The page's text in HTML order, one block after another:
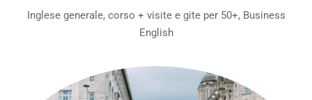
Inglese generale, corso + visite e gite per 50+, Business
English